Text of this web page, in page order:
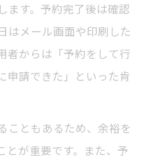
ます。予約完了後は確認
はメール画面や印刷した
者からは「予約をして行
申請できた」といった肯
こともあるため、余裕を
とが重要です。また、予